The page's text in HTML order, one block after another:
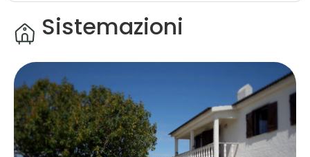
Sistemazioni